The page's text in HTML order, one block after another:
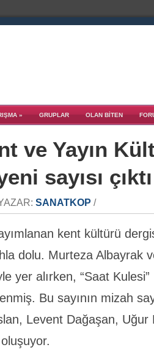
» GRUPLAR OLAN BITEN
ve Yayın
sayısı
SANATKOP /
kent kültürü
dolu. Murteza Albayrak
yer alırken, “Saat
Bu sayının mizah
Levent Dağaşan,